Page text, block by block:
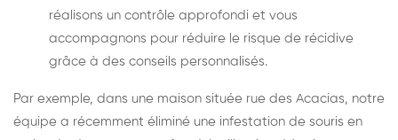
réalisons un contrôle approfondi et vous
accompagnons pour réduire le risque de récidive
grâce à des conseils personnalisés.
Par exemple, dans une maison située rue des Acacias, notre
équipe a récemment éliminé une infestation de souris en